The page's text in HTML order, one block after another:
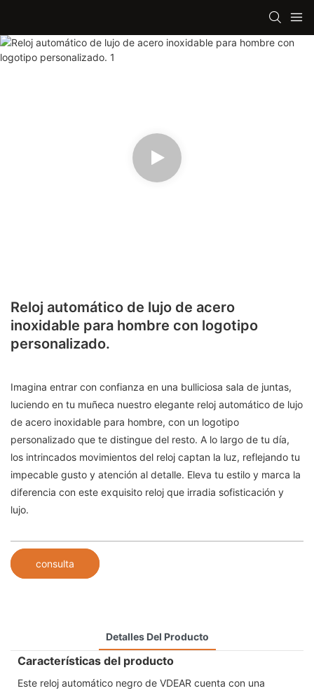
Reloj automático de lujo de acero
inoxidable para hombre con logotipo
personalizado.
Imagina entrar con confianza en una bulliciosa sala de juntas,
luciendo en tu muñeca nuestro elegante reloj automático de lujo
de acero inoxidable para hombre, con un logotipo
personalizado que te distingue del resto. A lo largo de tu día,
los intrincados movimientos del reloj captan la luz, reflejando tu
impecable gusto y atención al detalle. Eleva tu estilo y marca la
diferencia con este exquisito reloj que irradia sofisticación y
lujo.
consulta
Detalles Del Producto
Características del producto
Este reloj automático negro de VDEAR cuenta con una